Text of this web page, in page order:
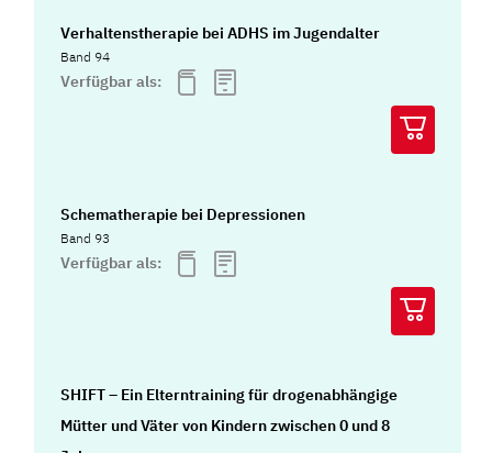
Verhaltenstherapie bei ADHS im Jugendalter
Band 94
Verfügbar als:
Schematherapie bei Depressionen
Band 93
Verfügbar als:
SHIFT – Ein Elterntraining für drogenabhängige
Mütter und Väter von Kindern zwischen 0 und 8